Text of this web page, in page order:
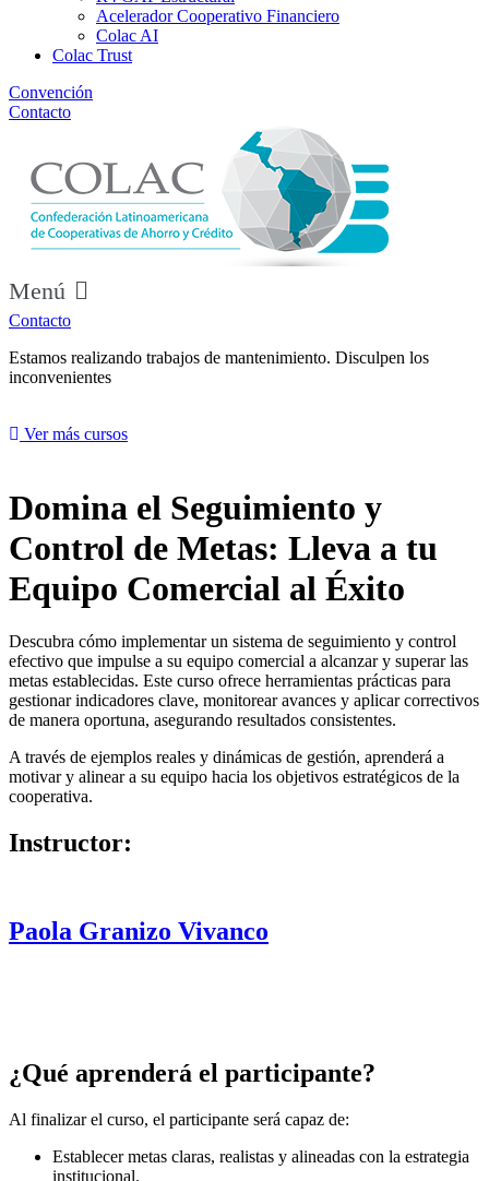
Acelerador Cooperativo Financiero
Colac AI
Colac Trust
Convención
Contacto
Menú
Contacto
Estamos realizando trabajos de mantenimiento. Disculpen los
inconvenientes
Ver más cursos
Domina el Seguimiento y
Control de Metas: Lleva a tu
Equipo Comercial al Éxito
Descubra cómo implementar un sistema de seguimiento y control
efectivo que impulse a su equipo comercial a alcanzar y superar las
metas establecidas. Este curso ofrece herramientas prácticas para
gestionar indicadores clave, monitorear avances y aplicar correctivos
de manera oportuna, asegurando resultados consistentes.
A través de ejemplos reales y dinámicas de gestión, aprenderá a
motivar y alinear a su equipo hacia los objetivos estratégicos de la
cooperativa.
Instructor:
Paola Granizo Vivanco
¿Qué aprenderá el participante?
Al finalizar el curso, el participante será capaz de:
Establecer metas claras, realistas y alineadas con la estrategia
institucional.